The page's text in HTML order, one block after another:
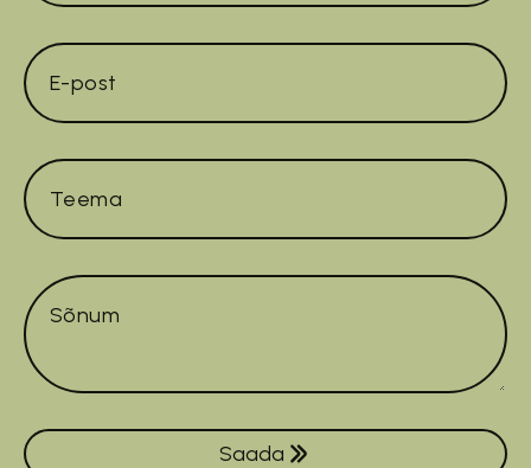
E-
post
*
Teema
Sõnum
*
Saada